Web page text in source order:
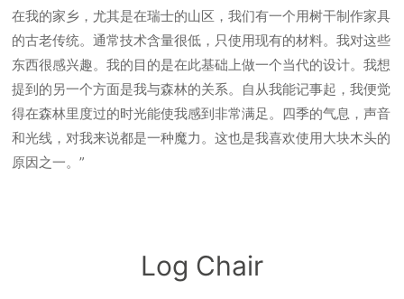
在我的家乡，尤其是在瑞士的山区，我们有一个用树干制作家具
的古老传统。通常技术含量很低，只使用现有的材料。我对这些
东西很感兴趣。我的目的是在此基础上做一个当代的设计。我想
提到的另一个方面是我与森林的关系。自从我能记事起，我便觉
得在森林里度过的时光能使我感到非常满足。四季的气息，声音
和光线，对我来说都是一种魔力。这也是我喜欢使用大块木头的
原因之一。”
Log Chair